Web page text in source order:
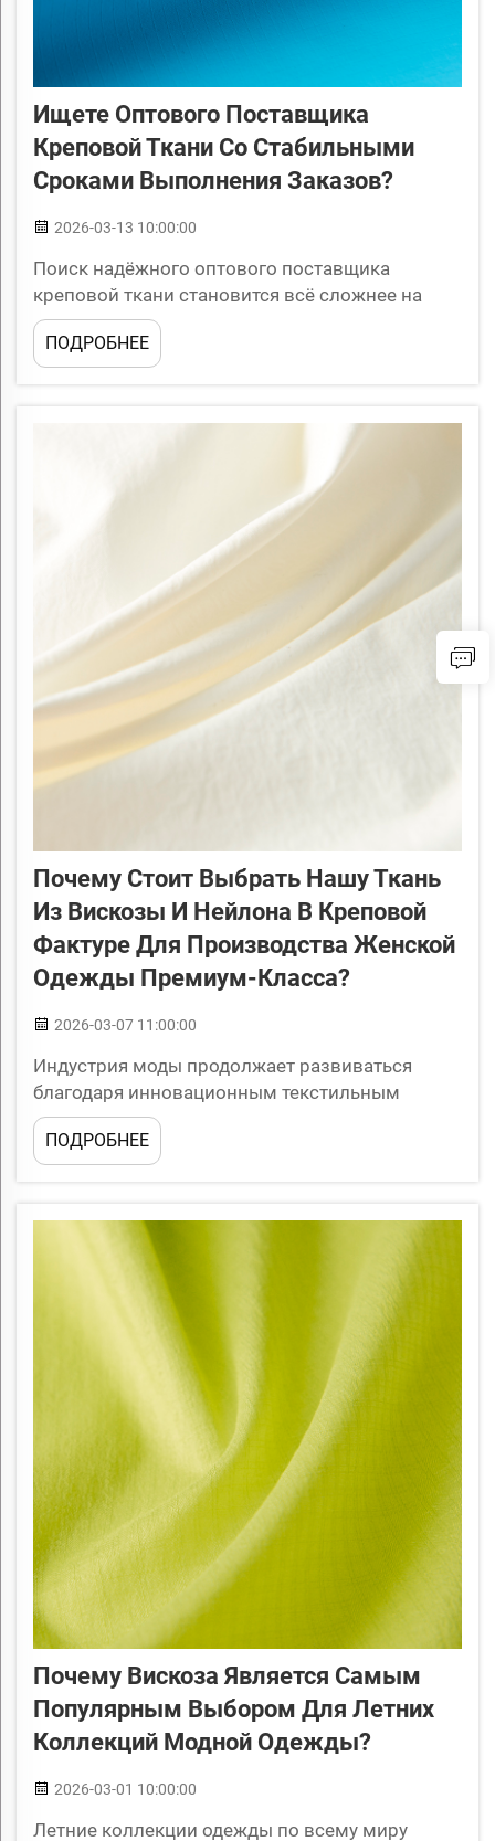
Ищете Оптового Поставщика
Креповой Ткани Со Стабильными
Сроками Выполнения Заказов?
2026-03-13 10:00:00
Поиск надёжного оптового поставщика
креповой ткани становится всё сложнее на
сегодняшнем нестабильном рынке текстиля.
Производственные компании в сегментах
моды, домашнего текстиля и промышленных
поставок, обеспечивающих высокое качество...
ПОДРОБНЕЕ
Почему Стоит Выбрать Нашу Ткань
Из Вискозы И Нейлона В Креповой
Фактуре Для Производства Женской
Одежды Премиум-Класса?
2026-03-07 11:00:00
Индустрия моды продолжает развиваться
благодаря инновационным текстильным
решениям, отвечающим строгим требованиям
производства женской одежды премиум-
класса. Среди этих передовых материалов
выделяется как исключительный выбор для
ПОДРОБНЕЕ
Почему Вискоза Является Самым
Популярным Выбором Для Летних
Коллекций Модной Одежды?
2026-03-01 10:00:00
Летние коллекции одежды по всему миру